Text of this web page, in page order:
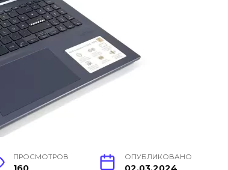
ПРОСМОТРОВ ОПУБЛИКОВАНО